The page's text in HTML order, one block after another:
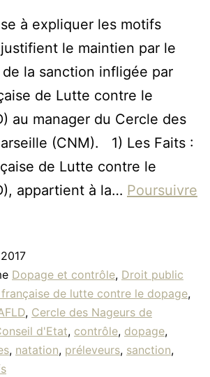
à expliquer les motifs
le maintien par le
de la sanction infligée par
de Lutte contre le
au manager du Cercle des
(CNM). 1) Les Faits :
de Lutte contre le
appartient à la… Poursuivre
Dopage et contrôle, Droit public
de lutte contre le dopage,
, Cercle des Nageurs de
d'Etat, contrôle, dopage,
, natation, préleveurs, sanction,